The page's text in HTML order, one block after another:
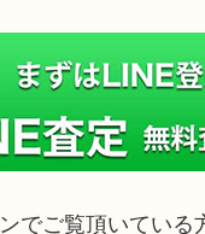
でご覧頂いてい